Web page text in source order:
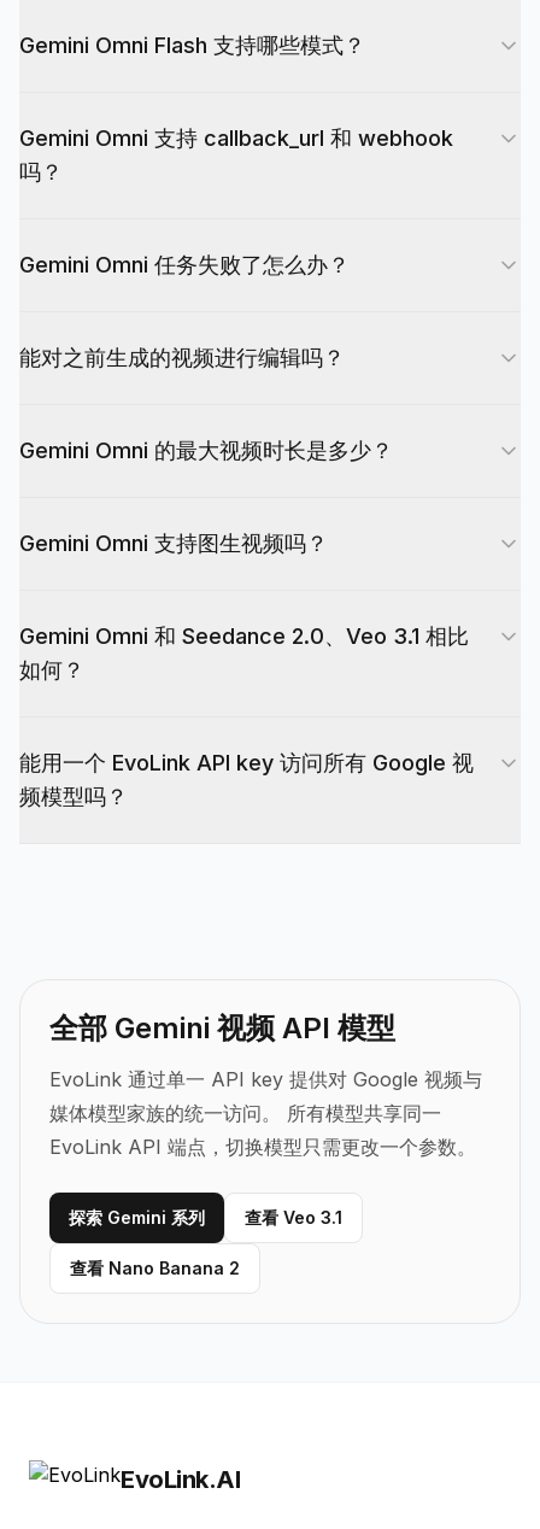
需 Google Cloud 项目、无需 Vertex 计费、无需单
Gemini Omni Flash 支持哪些模式？
video、gemini-omni-flash-image-to-video、
gemini-omni-flash-reference-to-video 和 gemini-
Gemini Omni 支持 callback_url 和 webhook
吗？
任务进入终态时 EvoLink 可以向你的端点发送
Gemini Omni 任务失败了怎么办？
层重试时，建议先检查错误、保留原始参数用于排
能对之前生成的视频进行编辑吗？
一。使用自然语言编辑指令后，需要验证所选路由在
Gemini Omni 的最大视频时长是多少？
算按 10 秒计算。视频编辑模式接收一个最长 10 秒
Gemini Omni 支持图生视频吗？
生成视频的身份锚点。
Gemini Omni 和 Seedance 2.0、Veo 3.1 相比
如何？
信号，Veo 3.1 仍是强电影级生成基线，并在 Flow
与扩展工作流上有优势。Gemini Omni 的差异化在
能用一个 EvoLink API key 访问所有 Google 视
频模型吗？
全部 Gemini 视频 API 模型
EvoLink 通过单一 API key 提供对 Google 视频与
媒体模型家族的统一访问。
所有模型共享同一
EvoLink API 端点，切换模型只需更改一个参数。
探索 Gemini 系列 查看 Veo 3.1
查看 Nano Banana 2
EvoLink.AI